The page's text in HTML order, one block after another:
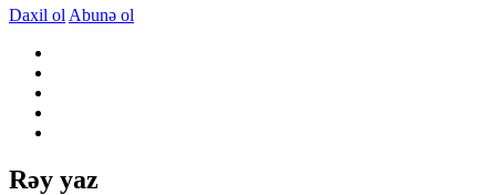
Daxil ol Abunə ol
Rəy yaz